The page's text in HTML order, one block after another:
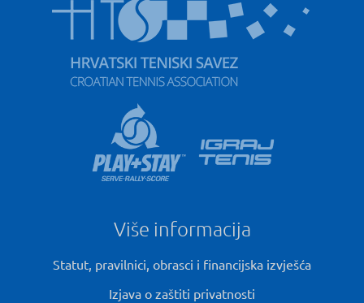
Više informacija
Statut, pravilnici, obrasci i financijska izvješća
Izjava o zaštiti privatnosti